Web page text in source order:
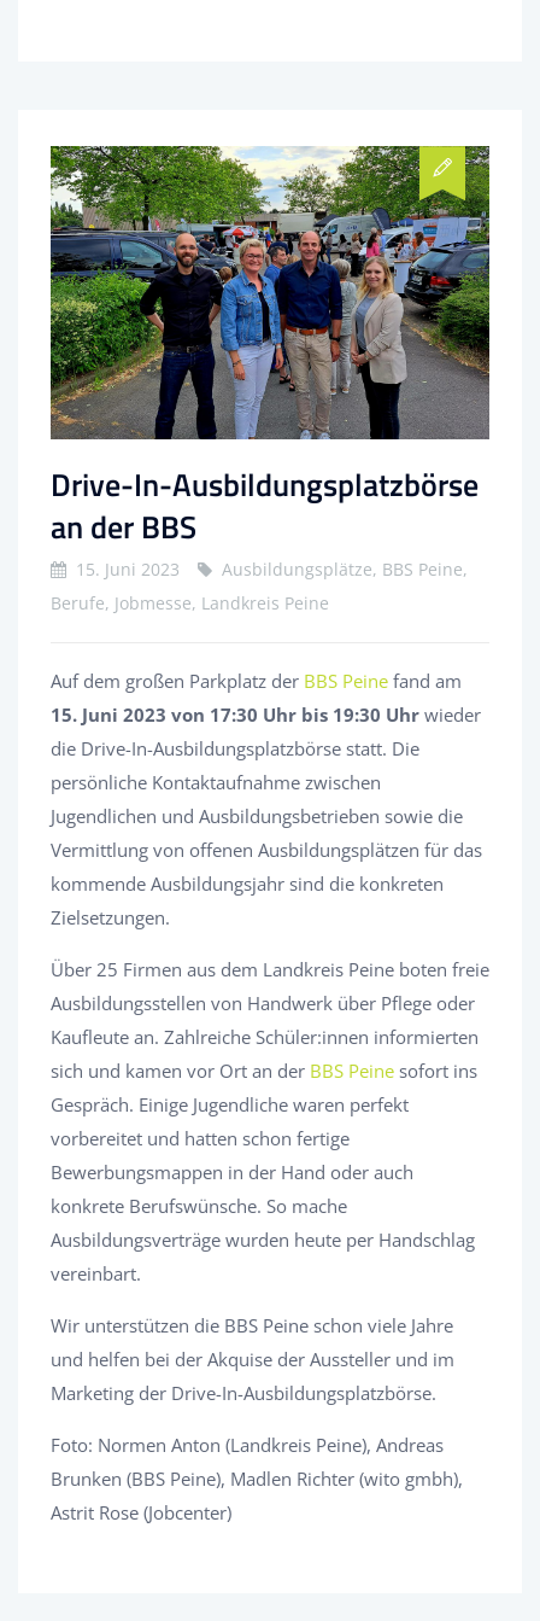
Drive-In-Ausbildungsplatzbörse
an der BBS
15. Juni 2023
Ausbildungsplätze, BBS Peine,
Berufe, Jobmesse, Landkreis Peine
Auf dem großen Parkplatz der BBS Peine fand am
15. Juni 2023 von 17:30 Uhr bis 19:30 Uhr wieder
die Drive-In-Ausbildungsplatzbörse statt. Die
persönliche Kontaktaufnahme zwischen
Jugendlichen und Ausbildungsbetrieben sowie die
Vermittlung von offenen Ausbildungsplätzen für das
kommende Ausbildungsjahr sind die konkreten
Zielsetzungen.
Über 25 Firmen aus dem Landkreis Peine boten freie
Ausbildungsstellen von Handwerk über Pflege oder
Kaufleute an. Zahlreiche Schüler:innen informierten
sich und kamen vor Ort an der BBS Peine sofort ins
Gespräch. Einige Jugendliche waren perfekt
vorbereitet und hatten schon fertige
Bewerbungsmappen in der Hand oder auch
konkrete Berufswünsche. So mache
Ausbildungsverträge wurden heute per Handschlag
vereinbart.
Wir unterstützen die BBS Peine schon viele Jahre
und helfen bei der Akquise der Aussteller und im
Marketing der Drive-In-Ausbildungsplatzbörse.
Foto: Normen Anton (Landkreis Peine), Andreas
Brunken (BBS Peine), Madlen Richter (wito gmbh),
Astrit Rose (Jobcenter)